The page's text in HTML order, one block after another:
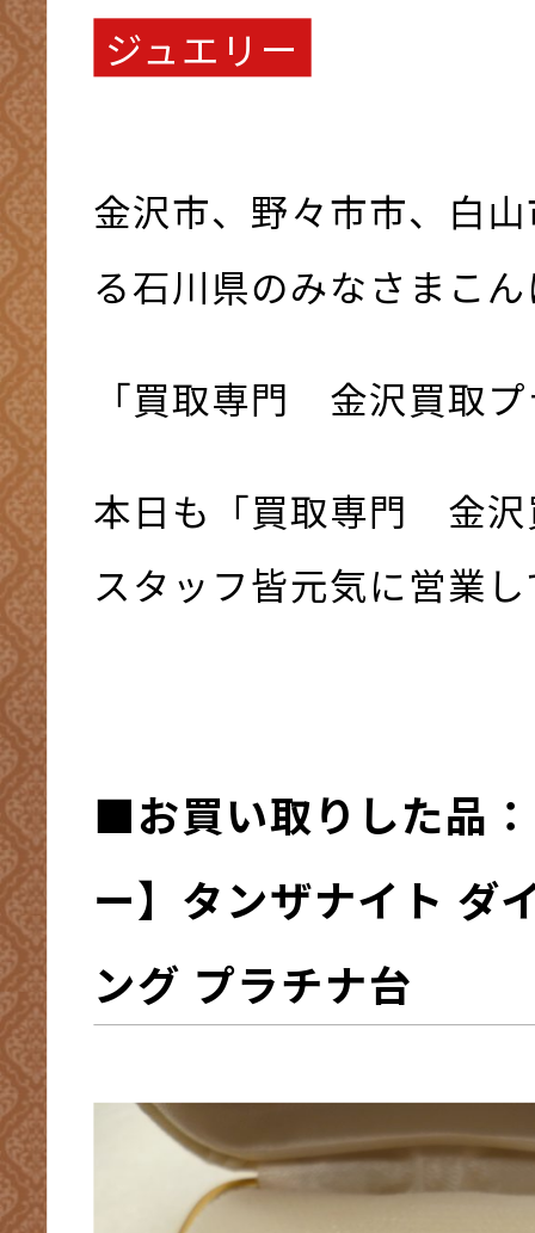
ジュエリー
金沢市、野々市市、白
る石川県のみなさまこ
「買取専門 金沢買取
本日も「買取専門 金沢
スタッフ皆元気に営業
■お買い取りした品
ー】タンザナイト ダ
ング プラチナ台